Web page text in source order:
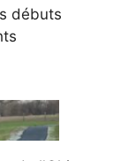
débuts